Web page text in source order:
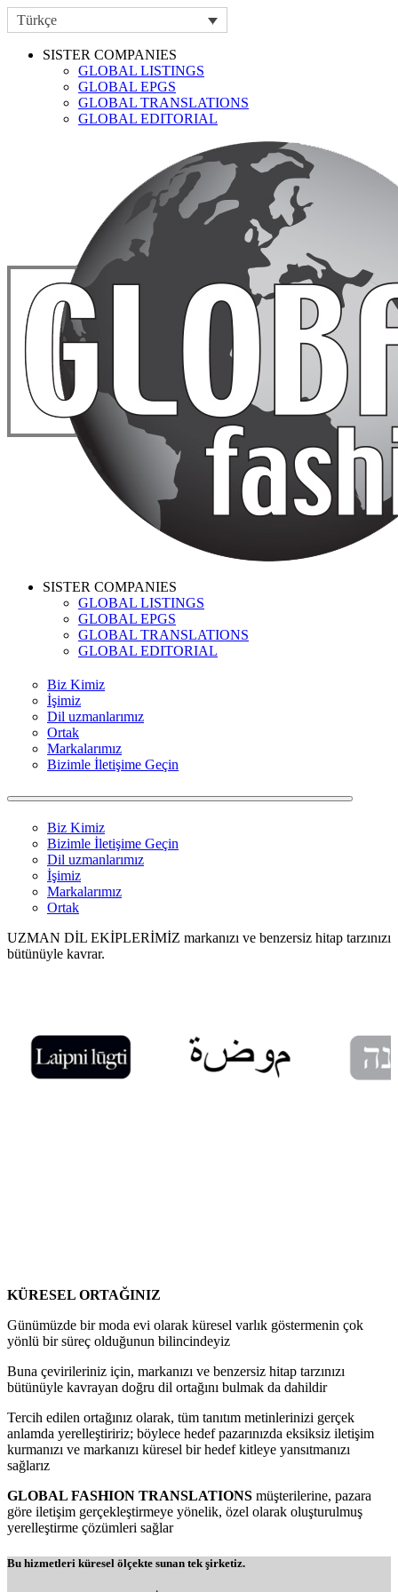
Türkçe
SISTER COMPANIES
GLOBAL LISTINGS
GLOBAL EPGS
GLOBAL TRANSLATIONS
GLOBAL EDITORIAL
SISTER COMPANIES
GLOBAL LISTINGS
GLOBAL EPGS
GLOBAL TRANSLATIONS
GLOBAL EDITORIAL
Biz Kimiz
İşimiz
Dil uzmanlarımız
Ortak
Markalarımız
Bizimle İletişime Geçin
Biz Kimiz
Bizimle İletişime Geçin
Dil uzmanlarımız
İşimiz
Markalarımız
Ortak
UZMAN DİL EKİPLERİMİZ markanızı ve benzersiz hitap tarzınızı
bütünüyle kavrar.
KÜRESEL ORTAĞINIZ
Günümüzde bir moda evi olarak küresel varlık göstermenin çok
yönlü bir süreç olduğunun bilincindeyiz
Buna çevirileriniz için, markanızı ve benzersiz hitap tarzınızı
bütünüyle kavrayan doğru dil ortağını bulmak da dahildir
Tercih edilen ortağınız olarak, tüm tanıtım metinlerinizi gerçek
anlamda yerelleştiririz; böylece hedef pazarınızda eksiksiz iletişim
kurmanızı ve markanızı küresel bir hedef kitleye yansıtmanızı
sağlarız
GLOBAL FASHION TRANSLATIONS müşterilerine, pazara
göre iletişim gerçekleştirmeye yönelik, özel olarak oluşturulmuş
yerelleştirme çözümleri sağlar
Bu hizmetleri küresel ölçekte sunan tek şirketiz.